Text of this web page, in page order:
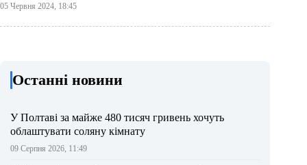
05 Червня 2024, 18:45
Останні новини
У Полтаві за майже 480 тисяч гривень хочуть
облаштувати соляну кімнату
09 Серпня 2026, 11:49